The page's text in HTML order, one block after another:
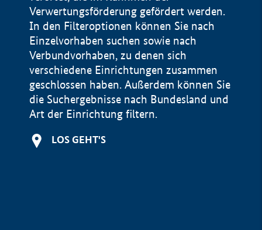
Verwertungsförderung gefördert werden.
In den Filteroptionen können Sie nach
Einzelvorhaben suchen sowie nach
Verbundvorhaben, zu denen sich
verschiedene Einrichtungen zusammen
geschlossen haben. Außerdem können Sie
die Suchergebnisse nach Bundesland und
Art der Einrichtung filtern.
LOS GEHT'S